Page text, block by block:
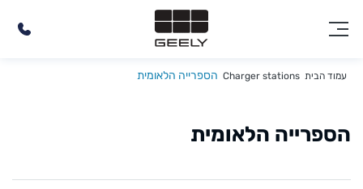
עמוד הבית Charger stations הספרייה הלאומית
הספרייה הלאומית